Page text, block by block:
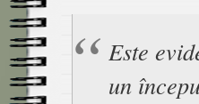
Este
un